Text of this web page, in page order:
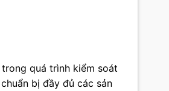
quá trình kiểm soát
bị đầy đủ các sản